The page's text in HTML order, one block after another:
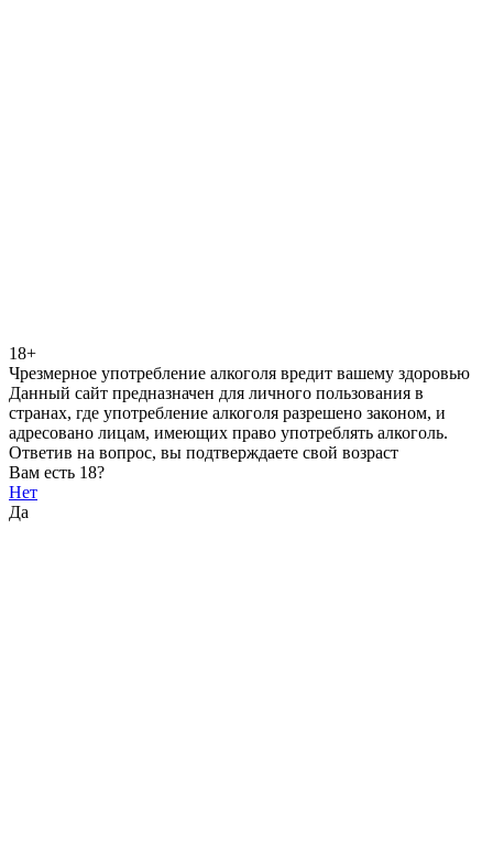
18+
Чрезмерное употребление алкоголя вредит вашему здоровью
Данный сайт предназначен для личного пользования в
странах, где употребление алкоголя разрешено законом, и
адресовано лицам, имеющих право употреблять алкоголь.
Ответив на вопрос, вы подтверждаете свой возраст
Вам есть 18?
Нет
Да